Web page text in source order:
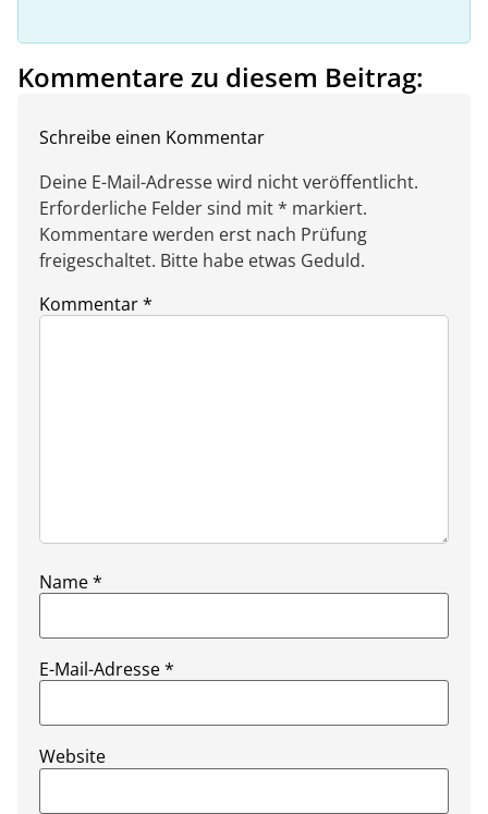
Kommentare zu diesem Beitrag:
Schreibe einen Kommentar
Deine E-Mail-Adresse wird nicht veröffentlicht.
Erforderliche Felder sind mit * markiert.
Kommentare werden erst nach Prüfung
freigeschaltet. Bitte habe etwas Geduld.
Kommentar*
Name*
E-Mail-Adresse*
Website